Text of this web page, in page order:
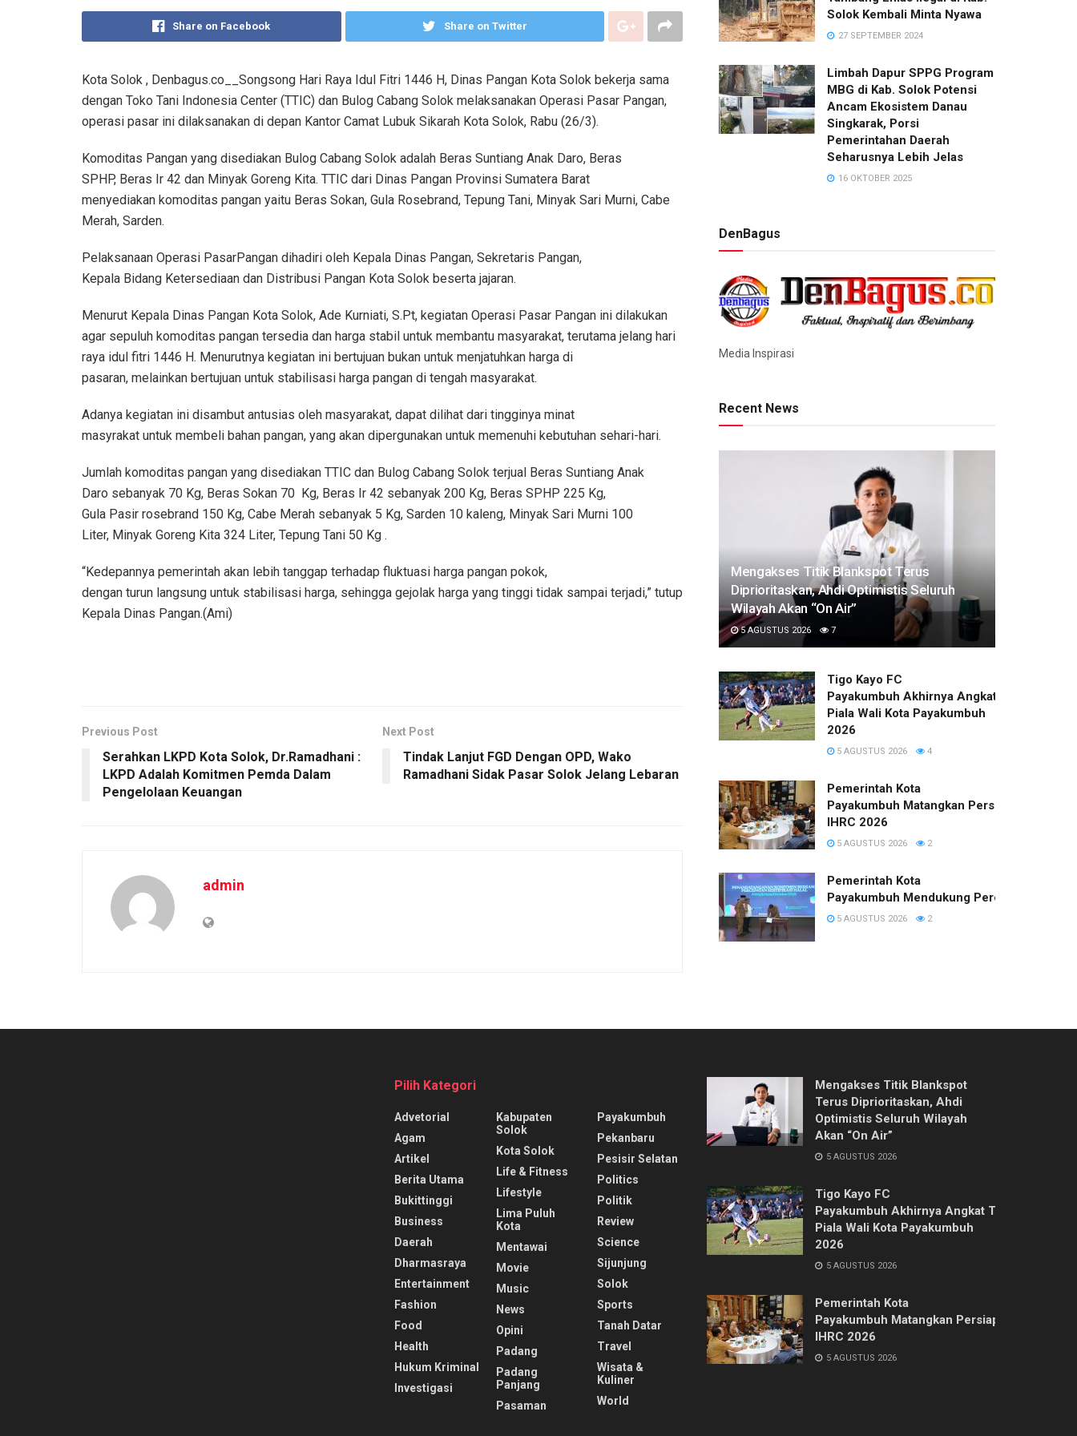
Share on Facebook Share on Twitter
Kota Solok , Denbagus.co__Songsong Hari Raya Idul Fitri 1446 H, Dinas Pangan Kota Solok bekerja sama
dengan Toko Tani Indonesia Center (TTIC) dan Bulog Cabang Solok melaksanakan Operasi Pasar Pangan,
operasi pasar ini dilaksanakan di depan Kantor Camat Lubuk Sikarah Kota Solok, Rabu (26/3).
Komoditas Pangan yang disediakan Bulog Cabang Solok adalah Beras Suntiang Anak Daro, Beras
SPHP, Beras Ir 42 dan Minyak Goreng Kita. TTIC dari Dinas Pangan Provinsi Sumatera Barat
menyediakan komoditas pangan yaitu Beras Sokan, Gula Rosebrand, Tepung Tani, Minyak Sari Murni, Cabe
Merah, Sarden.
Pelaksanaan Operasi PasarPangan dihadiri oleh Kepala Dinas Pangan, Sekretaris Pangan,
Kepala Bidang Ketersediaan dan Distribusi Pangan Kota Solok beserta jajaran.
Menurut Kepala Dinas Pangan Kota Solok, Ade Kurniati, S.Pt, kegiatan Operasi Pasar Pangan ini dilakukan
agar sepuluh komoditas pangan tersedia dan harga stabil untuk membantu masyarakat, terutama jelang hari
raya idul fitri 1446 H. Menurutnya kegiatan ini bertujuan bukan untuk menjatuhkan harga di
pasaran, melainkan bertujuan untuk stabilisasi harga pangan di tengah masyarakat.
Adanya kegiatan ini disambut antusias oleh masyarakat, dapat dilihat dari tingginya minat
masyrakat untuk membeli bahan pangan, yang akan dipergunakan untuk memenuhi kebutuhan sehari-hari.
Jumlah komoditas pangan yang disediakan TTIC dan Bulog Cabang Solok terjual Beras Suntiang Anak
Daro sebanyak 70 Kg, Beras Sokan 70 Kg, Beras Ir 42 sebanyak 200 Kg, Beras SPHP 225 Kg,
Gula Pasir rosebrand 150 Kg, Cabe Merah sebanyak 5 Kg, Sarden 10 kaleng, Minyak Sari Murni 100
Liter, Minyak Goreng Kita 324 Liter, Tepung Tani 50 Kg .
“Kedepannya pemerintah akan lebih tanggap terhadap fluktuasi harga pangan pokok,
dengan turun langsung untuk stabilisasi harga, sehingga gejolak harga yang tinggi tidak sampai terjadi,” tutup
Kepala Dinas Pangan.(Ami)
Previous Post
Serahkan LKPD Kota Solok, Dr.Ramadhani :
LKPD Adalah Komitmen Pemda Dalam
Pengelolaan Keuangan
Next Post
Tindak Lanjut FGD Dengan OPD, Wako
Ramadhani Sidak Pasar Solok Jelang Lebaran
admin
Solok Kembali Minta Nyawa
27 SEPTEMBER 2024
Limbah Dapur SPPG Program
MBG di Kab. Solok Potensi
Ancam Ekosistem Danau
Singkarak, Porsi
Pemerintahan Daerah
Seharusnya Lebih Jelas
16 OKTOBER 2025
DenBagus
Media Inspirasi
Recent News
Mengakses Titik Blankspot Terus
Diprioritaskan, Ahdi Optimistis Seluruh
Wilayah Akan “On Air”
5 AGUSTUS 2026 7
Tigo Kayo FC
Payakumbuh Akhirnya Angkat Trofi
Piala Wali Kota Payakumbuh
2026
5 AGUSTUS 2026 4
Pemerintah Kota
Payakumbuh Matangkan Persiapan
IHRC 2026
5 AGUSTUS 2026 2
Pemerintah Kota
Payakumbuh Mendukung Percepatan
5 AGUSTUS 2026 2
Pilih Kategori
Advetorial
Agam
Artikel
Berita Utama
Bukittinggi
Business
Daerah
Dharmasraya
Entertainment
Fashion
Food
Health
Hukum Kriminal
Investigasi
Kabupaten
Solok
Kota Solok
Life & Fitness
Lifestyle
Lima Puluh
Kota
Mentawai
Movie
Music
News
Opini
Padang
Padang
Panjang
Pasaman
Payakumbuh
Pekanbaru
Pesisir Selatan
Politics
Politik
Review
Science
Sijunjung
Solok
Sports
Tanah Datar
Travel
Wisata &
Kuliner
World
Mengakses Titik Blankspot
Terus Diprioritaskan, Ahdi
Optimistis Seluruh Wilayah
Akan “On Air”
5 AGUSTUS 2026
Tigo Kayo FC
Payakumbuh Akhirnya Angkat Trofi
Piala Wali Kota Payakumbuh
2026
5 AGUSTUS 2026
Pemerintah Kota
Payakumbuh Matangkan Persiapan
IHRC 2026
5 AGUSTUS 2026